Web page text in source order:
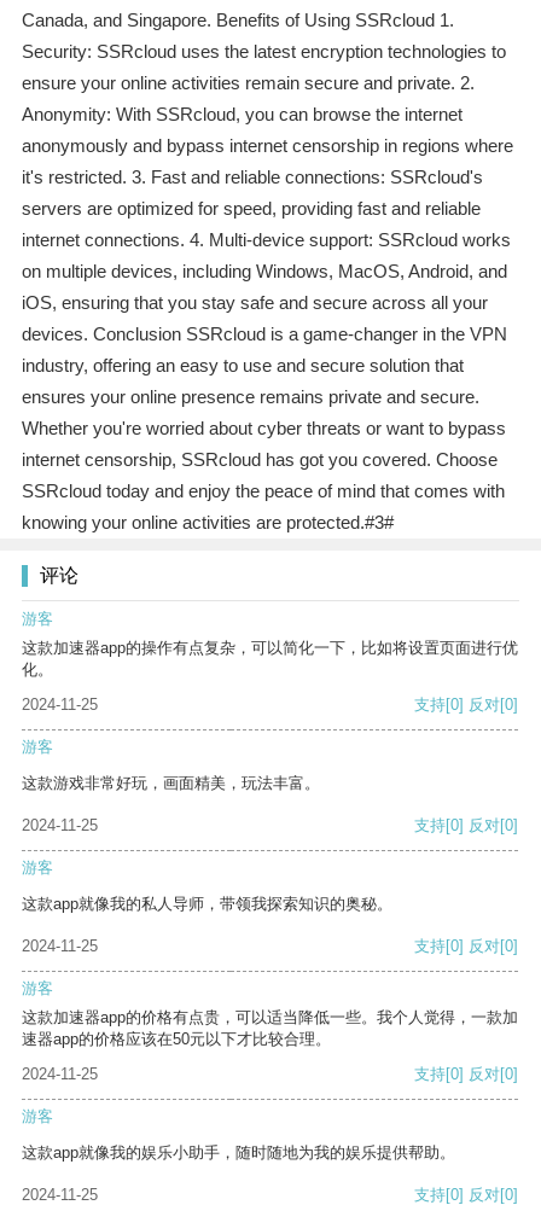
Canada, and Singapore. Benefits of Using SSRcloud 1.
Security: SSRcloud uses the latest encryption technologies to
ensure your online activities remain secure and private. 2.
Anonymity: With SSRcloud, you can browse the internet
anonymously and bypass internet censorship in regions where
it's restricted. 3. Fast and reliable connections: SSRcloud's
servers are optimized for speed, providing fast and reliable
internet connections. 4. Multi-device support: SSRcloud works
on multiple devices, including Windows, MacOS, Android, and
iOS, ensuring that you stay safe and secure across all your
devices. Conclusion SSRcloud is a game-changer in the VPN
industry, offering an easy to use and secure solution that
ensures your online presence remains private and secure.
Whether you're worried about cyber threats or want to bypass
internet censorship, SSRcloud has got you covered. Choose
SSRcloud today and enjoy the peace of mind that comes with
knowing your online activities are protected.#3#
评论
游客
这款加速器app的操作有点复杂，可以简化一下，比如将设置页面进行优
化。
2024-11-25
支持[0] 反对[0]
游客
这款游戏非常好玩，画面精美，玩法丰富。
2024-11-25 支持[0] 反对[0]
游客
这款app就像我的私人导师，带领我探索知识的奥秘。
2024-11-25 支持[0] 反对[0]
游客
这款加速器app的价格有点贵，可以适当降低一些。我个人觉得，一款加
速器app的价格应该在50元以下才比较合理。
2024-11-25
支持[0] 反对[0]
游客
这款app就像我的娱乐小助手，随时随地为我的娱乐提供帮助。
2024-11-25 支持[0] 反对[0]